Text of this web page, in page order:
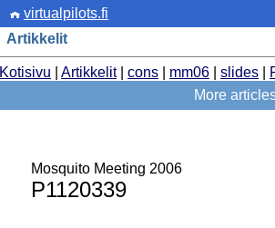
virtualpilots.fi
Artikkelit
Kotisivu Artikkelit| cons mm06 slides
More
Mosquito Meeting 2006
P1120339